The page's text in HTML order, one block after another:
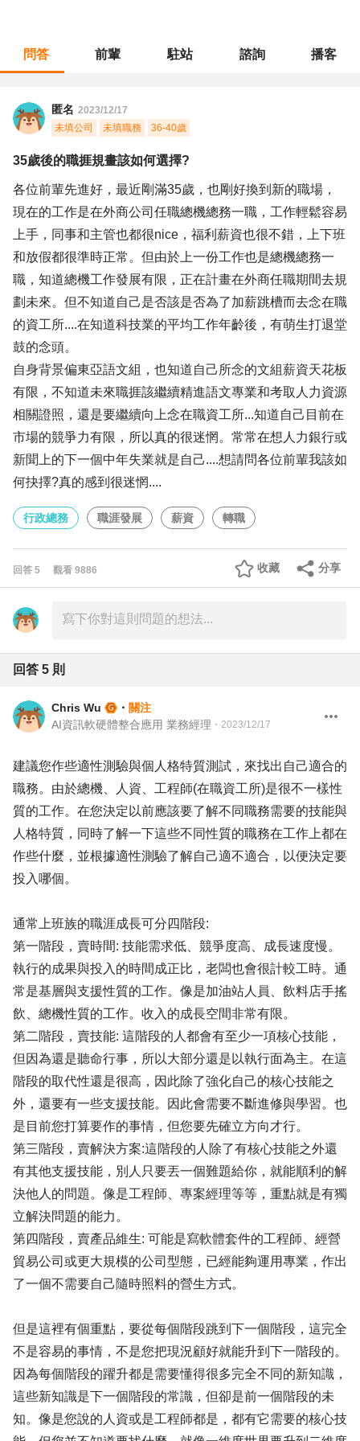
問答 前輩 駐站 諮詢 播客
匿名 2023/12/17
未填公司
未填職務 36-40歲
35歲後的職捱規畫該如何選擇?
各位前輩先進好，最近剛滿35歲，也剛好換到新的職場，
現在的工作是在外商公司任職總機總務一職，工作輕鬆容易
上手，同事和主管也都很nice，福利薪資也很不錯，上下班
和放假都很準時正常。但由於上一份工作也是總機總務一
職，知道總機工作發展有限，正在計畫在外商任職期間去規
劃未來。但不知道自己是否該是否為了加薪跳槽而去念在職
的資工所....在知道科技業的平均工作年齡後，有萌生打退堂
鼓的念頭。
自身背景偏東亞語文組，也知道自己所念的文組薪資天花板
有限，不知道未來職捱該繼續精進語文專業和考取人力資源
相關證照，還是要繼續向上念在職資工所...知道自己目前在
市場的競爭力有限，所以真的很迷惘。常常在想人力銀行或
新聞上的下一個中年失業就是自己....想請問各位前輩我該如
何抉擇?真的感到很迷惘....
行政總務 職涯發展 薪資 轉職
回答 5 觀看 9886 分享
收藏
回答 5 則
Chris Wu ・ 關注
AI資訊軟硬體整合應用 業務經理 ・ 2023/12/17
建議您作些適性測驗與個人格特質測試，來找出自己適合的
職務。由於總機、人資、工程師(在職資工所)是很不一樣性
質的工作。在您決定以前應該要了解不同職務需要的技能與
人格特質，同時了解一下這些不同性質的職務在工作上都在
作些什麼，並根據適性測驗了解自己適不適合，以便決定要
投入哪個。
通常上班族的職涯成長可分四階段:
第一階段，賣時間: 技能需求低、競爭度高、成長速度慢。
執行的成果與投入的時間成正比，老闆也會很計較工時。通
常是基層與支援性質的工作。像是加油站人員、飲料店手搖
飲、總機性質的工作。收入的成長空間非常有限。
第二階段，賣技能: 這階段的人都會有至少一項核心技能，
但因為還是聽命行事，所以大部分還是以執行面為主。在這
階段的取代性還是很高，因此除了強化自己的核心技能之
外，還要有一些支援技能。因此會需要不斷進修與學習。也
是目前您打算要作的事情，但您要先確立方向才行。
第三階段，賣解決方案:這階段的人除了有核心技能之外還
有其他支援技能，別人只要丟一個難題給你，就能順利的解
決他人的問題。像是工程師、專案經理等等，重點就是有獨
立解決問題的能力。
第四階段，賣產品維生: 可能是寫軟體套件的工程師、經營
貿易公司或更大規模的公司型態，已經能夠運用專業，作出
了一個不需要自己隨時照料的營生方式。
但是這裡有個重點，要從每個階段跳到下一個階段，這完全
不是容易的事情，不是您把現況顧好就能升到下一階段的。
因為每個階段的躍升都是需要懂得很多完全不同的新知識，
這些新知識是下一個階段的常識，但卻是前一個階段的未
知。像是您說的人資或是工程師都是，都有它需要的核心技